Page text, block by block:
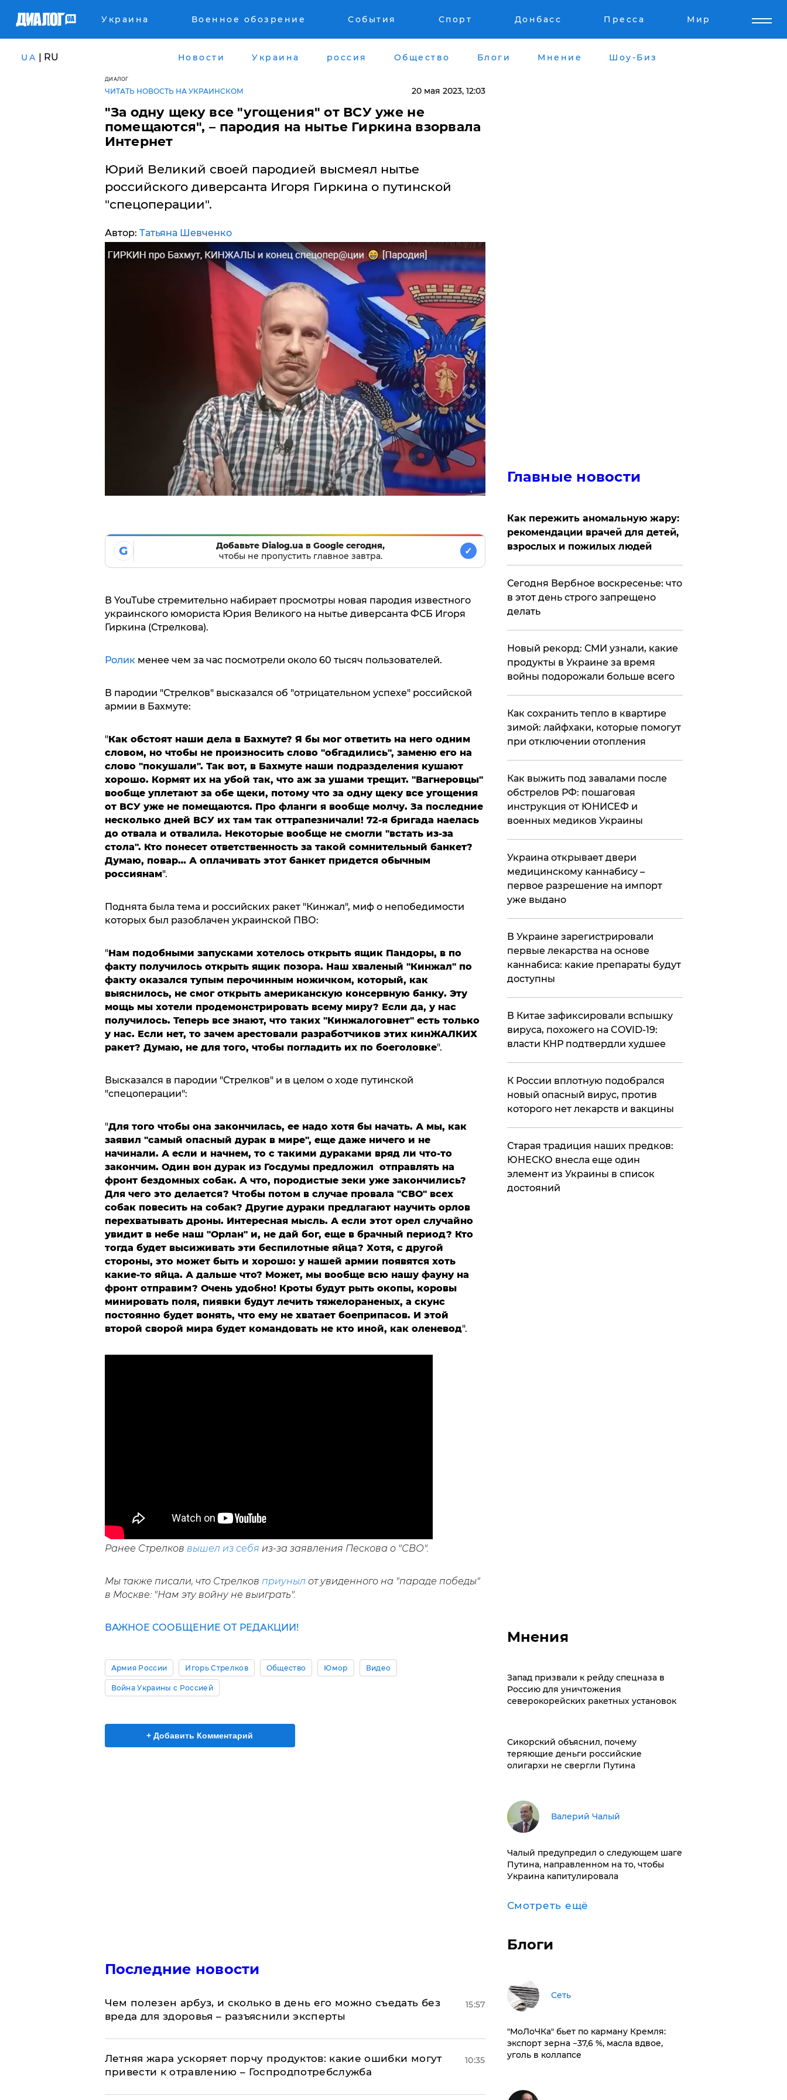
Украина Военное обозрение События Спорт Донбасс Пресса Мир
UA | RU Новости Украина россия Общество Блоги Мнение Шоу-Биз
ДИАЛОГ
ЧИТАТЬ НОВОСТЬ НА УКРАИНСКОМ 20 мая 2023, 12:03
​"За одну щеку все "угощения" от ВСУ уже не
помещаются", – пародия на нытье Гиркина взорвала
Интернет
Юрий Великий своей пародией высмеял нытье
российского диверсанта Игоря Гиркина о путинской
"спецоперации".
Автор: Татьяна Шевченко
G
Добавьте Dialog.ua в Google сегодня,
чтобы не пропустить главное завтра.
✓
В YouTube стремительно набирает просмотры новая пародия известного
украинского юмориста Юрия Великого на нытье диверсанта ФСБ Игоря
Гиркина (Стрелкова).
Роликменее чем за час посмотрели около 60 тысяч пользователей.
В пародии "Стрелков" высказался об "отрицательном успехе" российской
армии в Бахмуте:
"Как обстоят наши дела в Бахмуте? Я бы мог ответить на него одним
словом, но чтобы не произносить слово "обгадились", заменю его на
слово "покушали". Так вот, в Бахмуте наши подразделения кушают
хорошо. Кормят их на убой так, что аж за ушами трещит. "Вагнеровцы"
вообще уплетают за обе щеки, потому что за одну щеку все угощения
от ВСУ уже не помещаются. Про фланги я вообще молчу. За последние
несколько дней ВСУ их там так оттрапезничали! 72-я бригада наелась
до отвала и отвалила. Некоторые вообще не смогли "встать из-за
стола". Кто понесет ответственность за такой сомнительный банкет?
Думаю, повар… А оплачивать этот банкет придется обычным
россиянам".
Поднята была тема и российских ракет "Кинжал", миф о непобедимости
которых был разоблачен украинской ПВО:
"Нам подобными запусками хотелось открыть ящик Пандоры, в по
факту получилось открыть ящик позора. Наш хваленый "Кинжал" по
факту оказался тупым перочинным ножичком, который, как
выяснилось, не смог открыть американскую консервную банку. Эту
мощь мы хотели продемонстрировать всему миру? Если да, у нас
получилось. Теперь все знают, что таких "Кинжалоговнет" есть только
у нас. Если нет, то зачем арестовали разработчиков этих кинЖАЛКИХ
ракет? Думаю, не для того, чтобы погладить их по боеголовке".
Высказался в пародии "Стрелков" и в целом о ходе путинской
"спецоперации":
"Для того чтобы она закончилась, ее надо хотя бы начать. А мы, как
заявил "самый опасный дурак в мире", еще даже ничего и не
начинали. А если и начнем, то с такими дураками вряд ли что-то
закончим. Один вон дурак из Госдумы предложил отправлять на
фронт бездомных собак. А что, породистые зеки уже закончились?
Для чего это делается? Чтобы потом в случае провала "СВО" всех
собак повесить на собак? Другие дураки предлагают научить орлов
перехватывать дроны. Интересная мысль. А если этот орел случайно
увидит в небе наш "Орлан" и, не дай бог, еще в брачный период? Кто
тогда будет высиживать эти беспилотные яйца? Хотя, с другой
стороны, это может быть и хорошо: у нашей армии появятся хоть
какие-то яйца. А дальше что? Может, мы вообще всю нашу фауну на
фронт отправим? Очень удобно! Кроты будут рыть окопы, коровы
минировать поля, пиявки будут лечить тяжелораненых, а скунс
постоянно будет вонять, что ему не хватает боеприпасов. И этой
второй сворой мира будет командовать не кто иной, как оленевод".
Ранее Стрелков вышел из себя из-за заявления Пескова о "СВО".
Мы также писали, что Стрелков приуныл от увиденного на "параде победы"
в Москве: "Нам эту войну не выиграть".
ВАЖНОЕ СООБЩЕНИЕ ОТ РЕДАКЦИИ!
Армия России Игорь Стрелков Общество Юмор Видео
Война Украины с Россией
+ Добавить Комментарий
Последние новости
Чем полезен арбуз, и сколько в день его можно съедать без
вреда для здоровья – разъяснили эксперты
15:57
Летняя жара ускоряет порчу продуктов: какие ошибки могут
привести к отравлению – Госпродпотребслужба
10:35
Главные новости
Как пережить аномальную жару:
рекомендации врачей для детей,
взрослых и пожилых людей
​Сегодня Вербное воскресенье: что
в этот день строго запрещено
делать
Новый рекорд: СМИ узнали, какие
продукты в Украине за время
войны подорожали больше всего
​Как сохранить тепло в квартире
зимой: лайфхаки, которые помогут
при отключении отопления
Как выжить под завалами после
обстрелов РФ: пошаговая
инструкция от ЮНИСЕФ и
военных медиков Украины
Украина открывает двери
медицинскому каннабису –
первое разрешение на импорт
уже выдано
В Украине зарегистрировали
первые лекарства на основе
каннабиса: какие препараты будут
доступны
В Китае зафиксировали вспышку
вируса, похожего на COVID-19:
власти КНР подтвердли худшее
К России вплотную подобрался
новый опасный вирус, против
которого нет лекарств и вакцины
​Старая традиция наших предков:
ЮНЕСКО внесла еще один
элемент из Украины в список
достояний
Мнения
Запад призвали к рейду спецназа в
Россию для уничтожения
северокорейских ракетных установок
Сикорский объяснил, почему
теряющие деньги российские
олигархи не свергли Путина
Валерий Чалый
Чалый предупредил о следующем шаге
Путина, направленном на то, чтобы
Украина капитулировала
Смотреть ещё
Блоги
Сеть
​"МоЛоЧКа" бьет по карману Кремля:
экспорт зерна −37,6 %, масла вдвое,
уголь в коллапсе